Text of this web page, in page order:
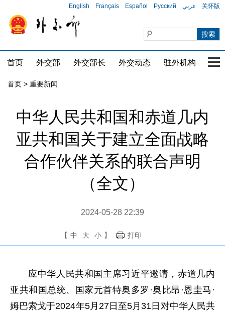
English Français Español Русский عربي 关怀版
首页 外交部 外交部长 外交动态 驻外机构 国
首页 > 重要新闻
中华人民共和国和赤道几内
亚共和国关于建立全面战略
合作伙伴关系的联合声明
（全文）
2024-05-28 22:39
【 中 大 小 】 打印
应中华人民共和国主席习近平邀请，赤道几内
亚共和国总统、国家元首特奥多罗·奥比昂·恩圭马·
姆巴索戈于2024年5月27日至5月31日对中华人民共